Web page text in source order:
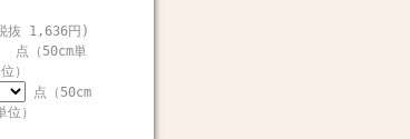
抜 1,636円)
（50cm単
位）
点（50cm
位）